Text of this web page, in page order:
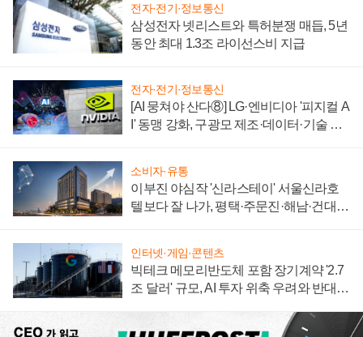
전자·전기·정보통신
삼성전자 넷리스트와 특허분쟁 매듭, 5년
동안 최대 1.3조 라이선스비 지급
전자·전기·정보통신
[AI 뭉쳐야 산다⑧] LG·엔비디아 '피지컬 A
I' 동맹 강화, 구광모 제조·데이터·기술 결
소비자·유통
이부진 야심작 '신라스테이' 서울신라호
텔보다 잘 나가, 평택·주문진·해남·건대로
인터넷·게임·콘텐츠
빅테크 메모리반도체 포함 장기계약 '2.7
조 달러' 규모, AI 투자 위축 우려와 반대